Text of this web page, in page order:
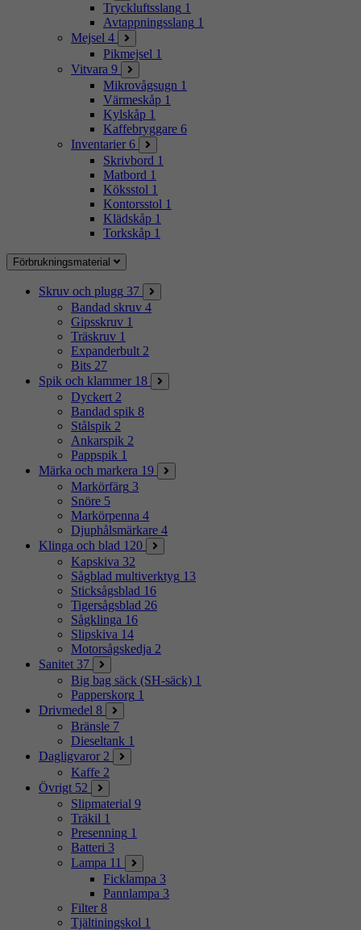
Tryckluftsslang 1
Avtappningsslang 1
Mejsel 4
Pikmejsel 1
Vitvara 9
Mikrovågsugn 1
Värmeskåp 1
Kylskåp 1
Kaffebryggare 6
Inventarier 6
Skrivbord 1
Matbord 1
Köksstol 1
Kontorsstol 1
Klädskåp 1
Torkskåp 1
Förbrukningsmaterial
Skruv och plugg 37
Bandad skruv 4
Gipsskruv 1
Träskruv 1
Expanderbult 2
Bits 27
Spik och klammer 18
Dyckert 2
Bandad spik 8
Stålspik 2
Ankarspik 2
Pappspik 1
Märka och markera 19
Markörfärg 3
Snöre 5
Markörpenna 4
Djuphålsmärkare 4
Klinga och blad 120
Kapskiva 32
Sågblad multiverktyg 13
Sticksågsblad 16
Tigersågsblad 26
Sågklinga 16
Slipskiva 14
Motorsågskedja 2
Sanitet 37
Big bag säck (SH-säck) 1
Papperskorg 1
Drivmedel 8
Bränsle 7
Dieseltank 1
Dagligvaror 2
Kaffe 2
Övrigt 52
Slipmaterial 9
Träkil 1
Presenning 1
Batteri 3
Lampa 11
Ficklampa 3
Pannlampa 3
Filter 8
Tjältiningskol 1